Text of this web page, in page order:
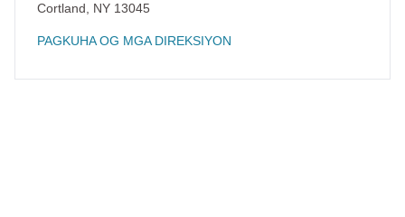
Cortland
NY 13045
PAGKUHA OG MGA DIREKSIYON